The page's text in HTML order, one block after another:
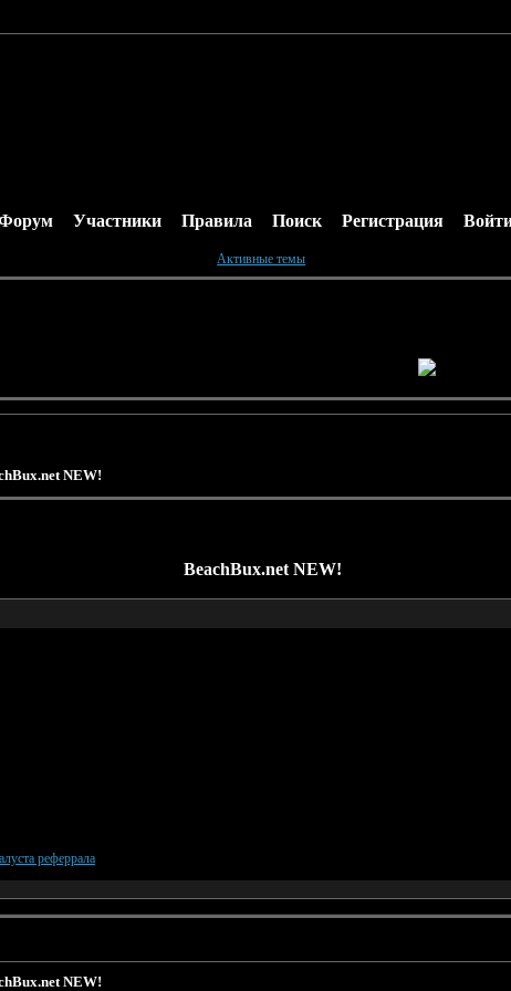
Участники Правила Поиск Регистрация
Активные темы
NEW!
BeachBux.net NEW!
реферрала
NEW!